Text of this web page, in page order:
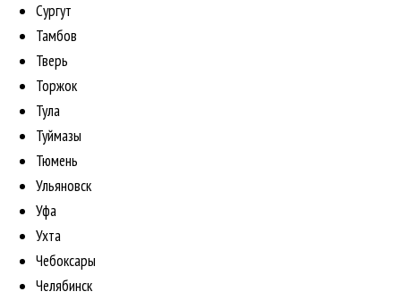
Сургут
Тамбов
Тверь
Торжок
Тула
Туймазы
Тюмень
Ульяновск
Уфа
Ухта
Чебоксары
Челябинск